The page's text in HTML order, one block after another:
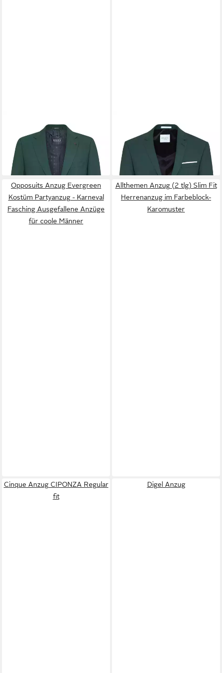
Anzug
ab 229,95 €
Baukastensakko Nick
(1-tlg)
ab 229,95 €
Opposuits Anzug Evergreen
Kostüm Partyanzug - Karneval
Fasching Ausgefallene Anzüge
für coole Männer
Allthemen Anzug (2 tlg) Slim Fit
Herrenanzug im Farbeblock-
Karomuster
Cinque Anzug CIPONZA Regular
fit
Digel Anzug